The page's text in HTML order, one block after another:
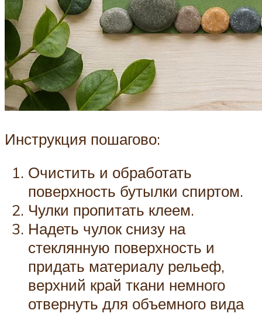
Инструкция пошагово:
Очистить и обработать
поверхность бутылки спиртом.
Чулки пропитать клеем.
Надеть чулок снизу на
стеклянную поверхность и
придать материалу рельеф,
верхний край ткани немного
отвернуть для объемного вида